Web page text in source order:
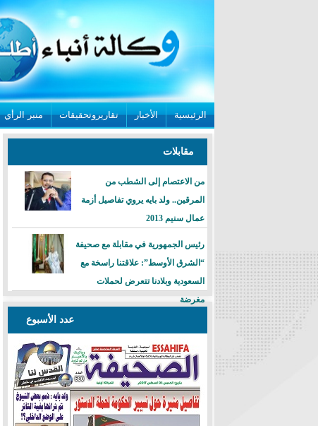
الرئيسية الأخبار تقاريروتحقيقات منبر الرأي
مقابلات
من الاعتصام إلى الشطب من
المرقين.. ولد بايه يروي تفاصيل أزمة
عمال سنيم 2013
رئيس الجمهورية في مقابلة مع صحيفة
“الشرق الأوسط”: علاقتنا راسخة مع
السعودية وبلادنا تتعرض لحملات
مغرضة
عدد الأسبوع